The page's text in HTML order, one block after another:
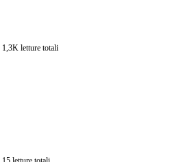
1,3K letture totali